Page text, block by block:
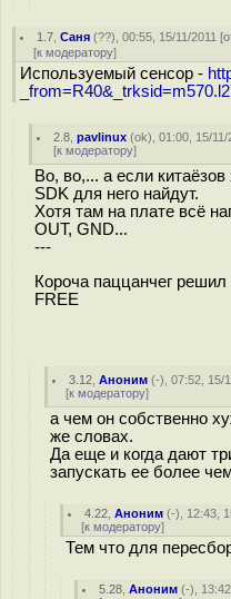
1.7 ,Саня (??), 00:55, 15/11/2011 [
[к модератору]
Используемый сенсор -
2.8 ,pavlinux (ok), 01:00, 15/11/
[к модератору]
Во, во,... а если
SDK для него найдут.
Хотя там на плате всё
OUT, GND...
---
Короча паццанчег
FREE
3.12 ,Аноним (-), 07:52, 15/
[к модератору]
а чем он собственно
же словах.
Да еще и когда дают
запускать ее более
4.22 ,Аноним (-), 12:43,
[к модератору]
Тем что для
5.28 ,Аноним (-),